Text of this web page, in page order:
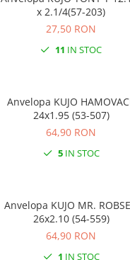
x 2.1/4(57-203)
27,50 RON
11 IN STOC
Anvelopa KUJO
24x1.95 (53-507)
64,90 RON
5IN STOC
Anvelopa KUJO MR.
26x2.10 (54-559)
64,90 RON
1 IN STOC